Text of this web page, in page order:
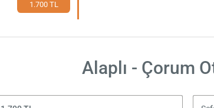
1.700 TL
Alaplı - Çorum